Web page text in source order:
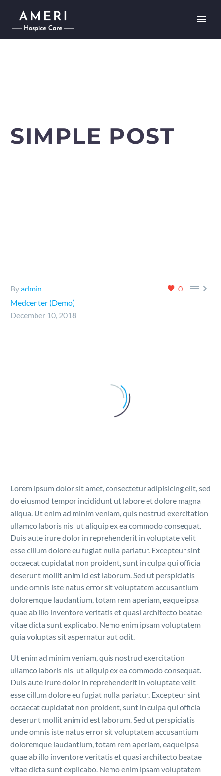
SIMPLE POST
0 
Byadmin
Medcenter (Demo)
December 10, 2018
Lorem ipsum dolor sit amet, consectetur adipisicing elit, sed
do eiusmod tempor incididunt ut labore et dolore magna
aliqua. Ut enim ad minim veniam, quis nostrud exercitation
ullamco laboris nisi ut aliquip ex ea commodo consequat.
Duis aute irure dolor in reprehenderit in voluptate velit
esse cillum dolore eu fugiat nulla pariatur. Excepteur sint
occaecat cupidatat non proident, sunt in culpa qui officia
deserunt mollit anim id est laborum. Sed ut perspiciatis
unde omnis iste natus error sit voluptatem accusantium
doloremque laudantium, totam rem aperiam, eaque ipsa
quae ab illo inventore veritatis et quasi architecto beatae
vitae dicta sunt explicabo. Nemo enim ipsam voluptatem
quia voluptas sit aspernatur aut odit.
Ut enim ad minim veniam, quis nostrud exercitation
ullamco laboris nisi ut aliquip ex ea commodo consequat.
Duis aute irure dolor in reprehenderit in voluptate velit
esse cillum dolore eu fugiat nulla pariatur. Excepteur sint
occaecat cupidatat non proident, sunt in culpa qui officia
deserunt mollit anim id est laborum. Sed ut perspiciatis
unde omnis iste natus error sit voluptatem accusantium
doloremque laudantium, totam rem aperiam, eaque ipsa
quae ab illo inventore veritatis et quasi architecto beatae
vitae dicta sunt explicabo. Nemo enim ipsam voluptatem